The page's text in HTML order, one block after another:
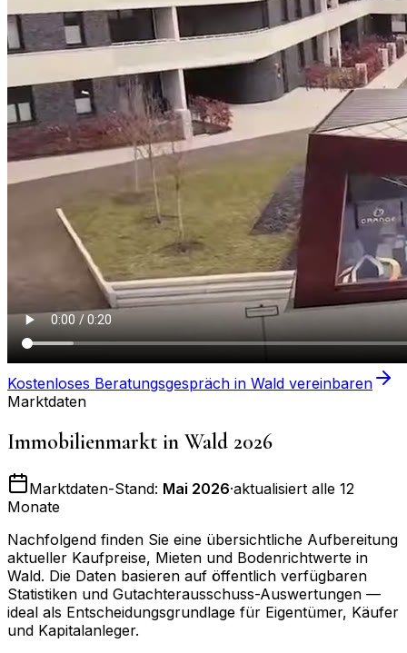
Kostenloses Beratungsgespräch in Wald vereinbaren
Marktdaten
Immobilienmarkt in Wald 2026
Marktdaten-Stand: Mai 2026·aktualisiert alle 12
Monate
Nachfolgend finden Sie eine übersichtliche Aufbereitung
aktueller Kaufpreise, Mieten und Bodenrichtwerte in
Wald. Die Daten basieren auf öffentlich verfügbaren
Statistiken und Gutachterausschuss-Auswertungen —
ideal als Entscheidungsgrundlage für Eigentümer, Käufer
und Kapitalanleger.